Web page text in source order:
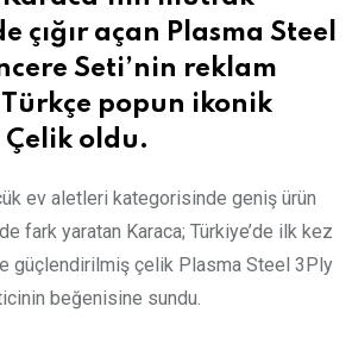
çığır açan Plasma Steel
Seti’nin reklam
popun ikonik
oldu.
ev aletleri kategorisinde geniş ürün
fark yaratan Karaca; Türkiye’de ilk kez
güçlendirilmiş çelik Plasma Steel 3Ply
beğenisine sundu.